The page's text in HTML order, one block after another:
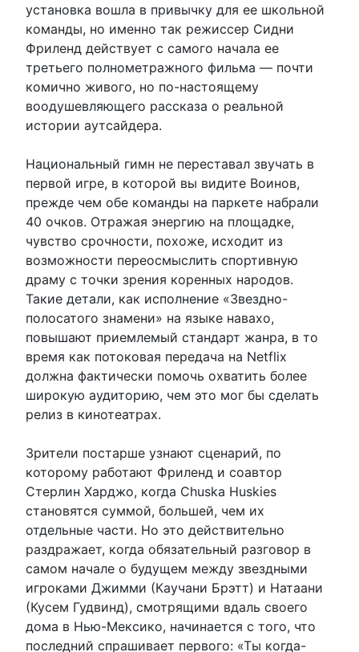
установка вошла в привычку для ее школьной
команды, но именно так режиссер Сидни
Фриленд действует с самого начала ее
третьего полнометражного фильма — почти
комично живого, но по-настоящему
воодушевляющего рассказа о реальной
истории аутсайдера.
Национальный гимн не переставал звучать в
первой игре, в которой вы видите Воинов,
прежде чем обе команды на паркете набрали
40 очков. Отражая энергию на площадке,
чувство срочности, похоже, исходит из
возможности переосмыслить спортивную
драму с точки зрения коренных народов.
Такие детали, как исполнение «Звездно-
полосатого знамени» на языке навахо,
повышают приемлемый стандарт жанра, в то
время как потоковая передача на Netflix
должна фактически помочь охватить более
широкую аудиторию, чем это мог бы сделать
релиз в кинотеатрах.
Зрители постарше узнают сценарий, по
которому работают Фриленд и соавтор
Стерлин Харджо, когда Chuska Huskies
становятся суммой, большей, чем их
отдельные части. Но это действительно
раздражает, когда обязательный разговор в
самом начале о будущем между звездными
игроками Джимми (Каучани Брэтт) и Натаани
(Кусем Гудвинд), смотрящими вдаль своего
дома в Нью-Мексико, начинается с того, что
последний спрашивает первого: «Ты когда-